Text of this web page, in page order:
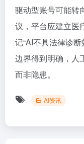
驱动型账号可能转
议，平台应建立医
记“AI不具法律诊
边界得到明确，人
而非隐患。
AI资讯